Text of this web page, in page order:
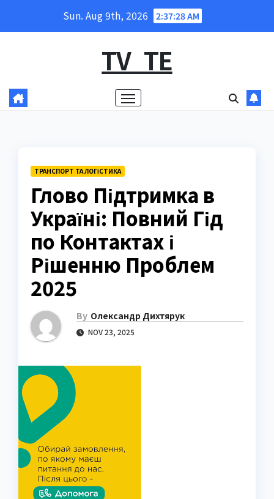
Sun. Aug 9th, 2026 2:37:29 AM
TV_TE
ТРАНСПОРТ ТА ЛОГІСТИКА
Глово Підтримка в
Україні: Повний Гід
по Контактах і
Рішенню Проблем
2025
By Олександр Дихтярук
NOV 23, 2025